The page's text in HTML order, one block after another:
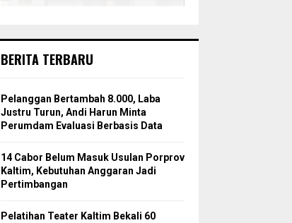
BERITA TERBARU
Pelanggan Bertambah 8.000, Laba
Justru Turun, Andi Harun Minta
Perumdam Evaluasi Berbasis Data
14 Cabor Belum Masuk Usulan Porprov
Kaltim, Kebutuhan Anggaran Jadi
Pertimbangan
Pelatihan Teater Kaltim Bekali 60